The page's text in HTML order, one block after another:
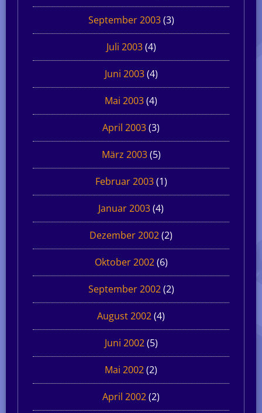
September 2003(3)
Juli 2003(4)
Juni 2003(4)
Mai 2003(4)
April 2003(3)
März 2003(5)
Februar 2003(1)
Januar 2003(4)
Dezember 2002(2)
Oktober 2002(6)
September 2002(2)
August 2002(4)
Juni 2002(5)
Mai 2002(2)
April 2002(2)